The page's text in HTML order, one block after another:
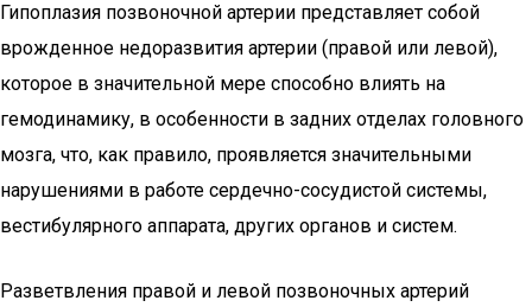
Гипоплазия позвоночной артерии представляет собой
врожденное недоразвития артерии (правой или левой),
которое в значительной мере способно влиять на
гемодинамику, в особенности в задних отделах головного
мозга, что, как правило, проявляется значительными
нарушениями в работе сердечно-сосудистой системы,
вестибулярного аппарата, других органов и систем.
Разветвления правой и левой позвоночных артерий